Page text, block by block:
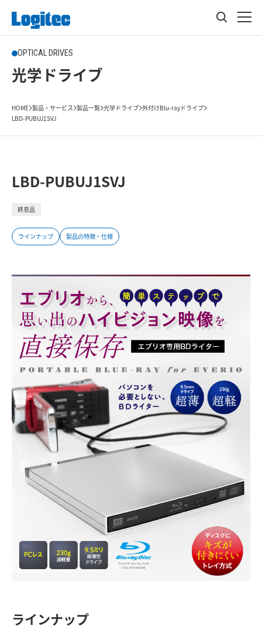
OPTICAL DRIVES
光学ドライブ
HOME 製品・サービス 製品一覧 光学ドライブ 外付けBlu-rayドライブ
LBD-PUBUJ1SVJ
LBD-PUBUJ1SVJ
終息品
ラインナップ 製品の特徴・仕様
ラインナップ